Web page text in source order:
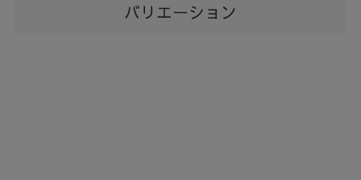
バリエーション